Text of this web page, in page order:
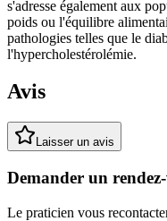
s'adresse également aux
poids ou l'équilibre
pathologies telles que le
l'hypercholestérolémie.
Avis
Laisser un avis
Demander un
Le praticien vous